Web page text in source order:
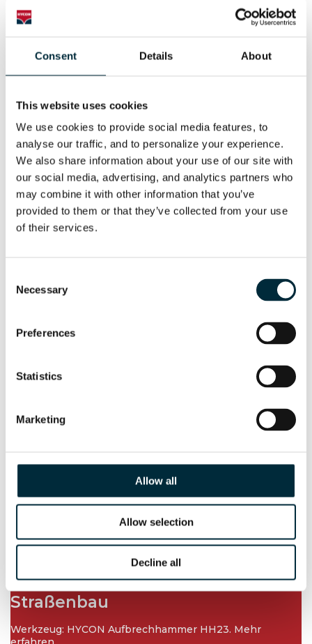
Consent Details About
This website uses cookies
We use cookies to provide social media features, to
analyse our traffic, and to personalize your experience.
We also share information about your use of our site with
our social media, advertising, and analytics partners who
may combine it with other information that you’ve
provided to them or that they’ve collected from your use
of their services.
Selection
Necessary
Preferences
Statistics
Marketing
Allow all
Allow selection
Decline all
Aufbrechhämmer
Werkzeug: HYCON Tauchpumpe HWP2. Mehr erfahren
Straßenbau
Werkzeug: HYCON Aufbrechhammer HH23. Mehr